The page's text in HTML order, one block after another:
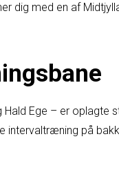
dig med en af
Ege – er oplagte
intervaltræning på